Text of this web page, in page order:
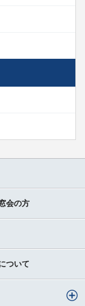
会の方
ついて